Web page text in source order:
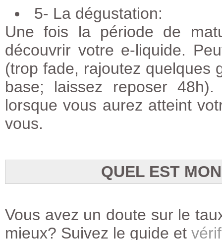
5- La dégustation:
Une fois la période de
découvrir votre e-liquide.
(trop fade, rajoutez quelques
base; laissez reposer
lorsque vous aurez atteint
vous.
QUEL EST
Vous avez un doute sur le
mieux? Suivez le guide et